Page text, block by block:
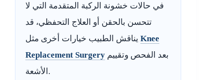
في حالات خشونة الركبة المتقدمة التي لا
تتحسن بالحقن أو العلاج التحفظي، قد
Knee
Replacement Surgery
الأشعة.